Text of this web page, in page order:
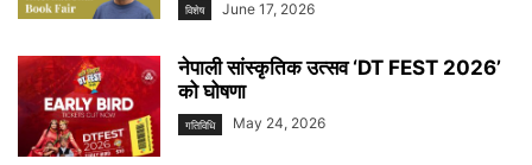
विशेष June 17, 2026
नेपाली सांस्कृतिक उत्सव ‘DT FEST 2026’
को घोषणा
गतिविधि May 24, 2026